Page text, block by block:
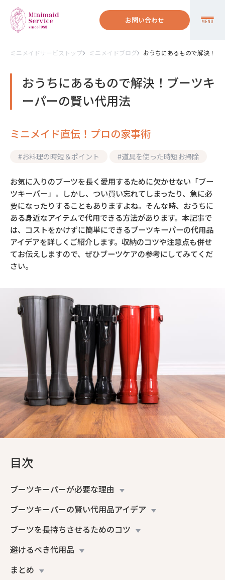
お問い合わせ MENU
ミニメイドサービストップ ミニメイドブログ おうちにあるもので解決！ブ
おうちにあるもので解決！ブーツキ
ーパーの賢い代用法
ミニメイド直伝！プロの家事術
#お料理の時短＆ポイント #道具を使った時短お掃除
お気に入りのブーツを長く愛用するために欠かせない「ブー
ツキーパー」。しかし、つい買い忘れてしまったり、急に必
要になったりすることもありますよね。そんな時、おうちに
ある身近なアイテムで代用できる方法があります。本記事で
は、コストをかけずに簡単にできるブーツキーパーの代用品
アイデアを詳しくご紹介します。収納のコツや注意点も併せ
てお伝えしますので、ぜひブーツケアの参考にしてみてくだ
さい。
目次
ブーツキーパーが必要な理由
ブーツキーパーの賢い代用品アイデア
ブーツを長持ちさせるためのコツ
避けるべき代用品
まとめ